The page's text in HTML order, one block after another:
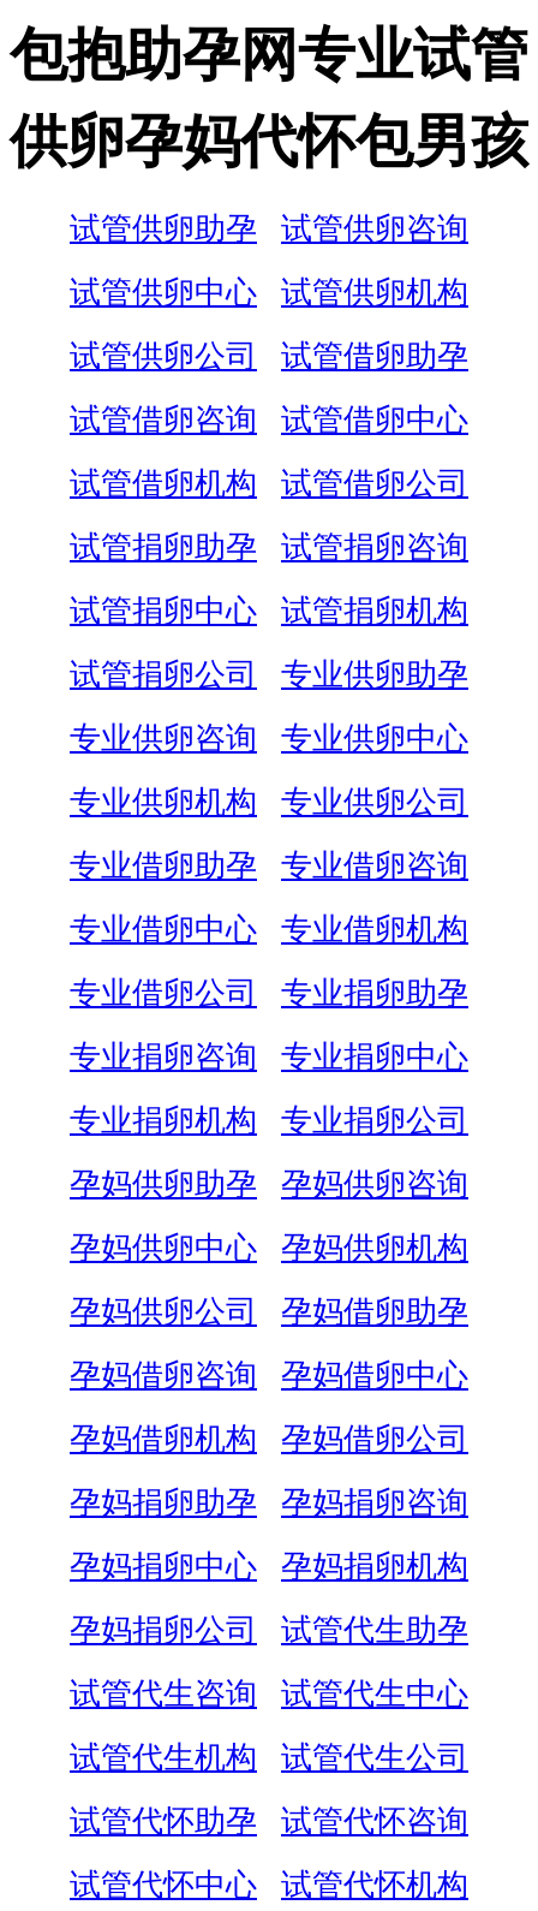
包抱助孕网专业试管
供卵孕妈代怀包男孩
试管供卵助孕
试管供卵咨询
试管供卵中心
试管供卵机构
试管供卵公司
试管借卵助孕
试管借卵咨询
试管借卵中心
试管借卵机构
试管借卵公司
试管捐卵助孕
试管捐卵咨询
试管捐卵中心
试管捐卵机构
试管捐卵公司
专业供卵助孕
专业供卵咨询
专业供卵中心
专业供卵机构
专业供卵公司
专业借卵助孕
专业借卵咨询
专业借卵中心
专业借卵机构
专业借卵公司
专业捐卵助孕
专业捐卵咨询
专业捐卵中心
专业捐卵机构
专业捐卵公司
孕妈供卵助孕
孕妈供卵咨询
孕妈供卵中心
孕妈供卵机构
孕妈供卵公司
孕妈借卵助孕
孕妈借卵咨询
孕妈借卵中心
孕妈借卵机构
孕妈借卵公司
孕妈捐卵助孕
孕妈捐卵咨询
孕妈捐卵中心
孕妈捐卵机构
孕妈捐卵公司
试管代生助孕
试管代生咨询
试管代生中心
试管代生机构
试管代生公司
试管代怀助孕
试管代怀咨询
试管代怀中心
试管代怀机构